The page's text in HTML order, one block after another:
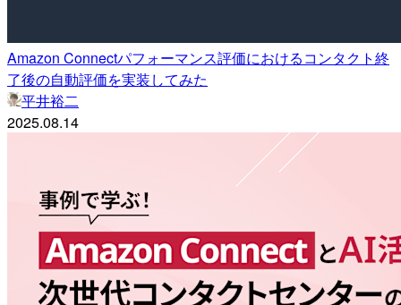
Amazon Connectパフォーマンス評価におけるコンタクト終
了後の自動評価を実装してみた
平井裕二
2025.08.14